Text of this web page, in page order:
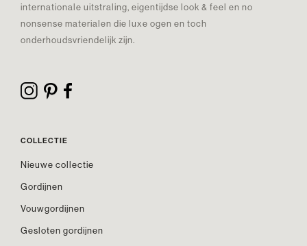
internationale uitstraling, eigentijdse look & feel en no
nonsense materialen die luxe ogen en toch
onderhoudsvriendelijk zijn.
COLLECTIE
Nieuwe collectie
Gordijnen
Vouwgordijnen
Gesloten gordijnen